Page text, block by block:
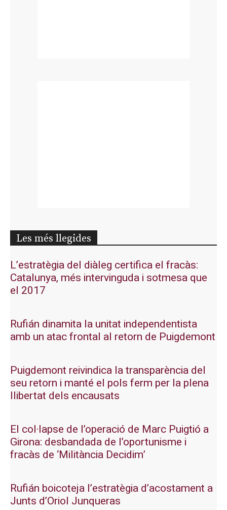
Les més llegides
L’estratègia del diàleg certifica el fracàs:
Catalunya, més intervinguda i sotmesa que
el 2017
Rufián dinamita la unitat independentista
amb un atac frontal al retorn de Puigdemont
Puigdemont reivindica la transparència del
seu retorn i manté el pols ferm per la plena
llibertat dels encausats
El col·lapse de l’operació de Marc Puigtió a
Girona: desbandada de l’oportunisme i
fracàs de ‘Militància Decidim’
Rufián boicoteja l’estratègia d’acostament a
Junts d’Oriol Junqueras